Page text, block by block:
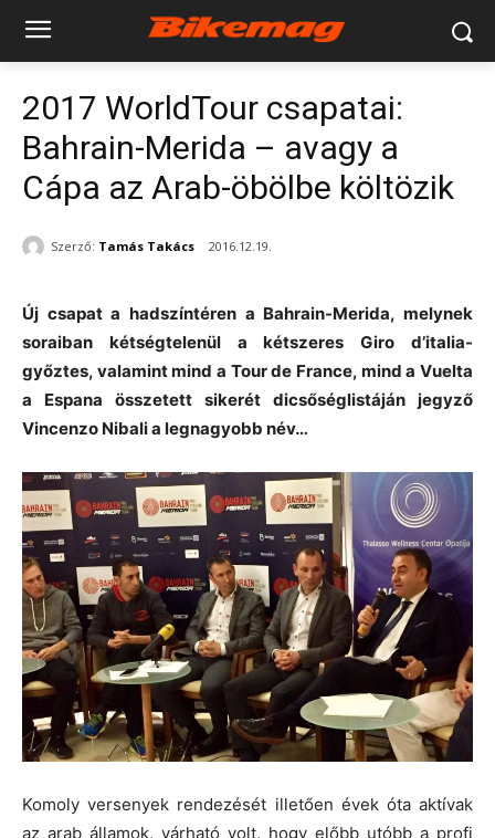
2017 WorldTour csapatai:
Bahrain-Merida – avagy a
Cápa az Arab-öbölbe költözik
Szerző: Tamás Takács 2016.12.19.
Új csapat a hadszíntéren a Bahrain-Merida, melynek
soraiban kétségtelenül a kétszeres Giro d’italia-
győztes, valamint mind a Tour de France, mind a Vuelta
a Espana összetett sikerét dicsőséglistáján jegyző
Vincenzo Nibali a legnagyobb név…
Komoly versenyek rendezését illetően évek óta aktívak
az arab államok, várható volt, hogy előbb utóbb a profi